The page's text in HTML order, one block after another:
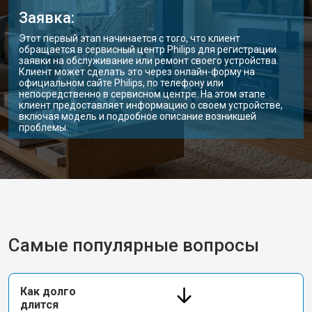
Заявка:
Этот первый этап начинается с того, что клиент
обращается в сервисный центр Philips для регистрации
заявки на обслуживание или ремонт своего устройства.
Клиент может сделать это через онлайн-форму на
официальном сайте Philips, по телефону или
непосредственно в сервисном центре. На этом этапе
клиент предоставляет информацию о своем устройстве,
включая модель и подробное описание возникшей
проблемы.
Самые популярные вопросы
Как долго
длится